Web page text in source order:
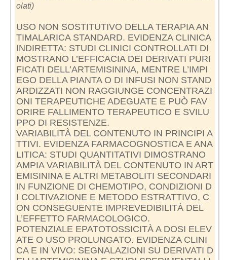
olati)
USO NON SOSTITUTIVO DELLA TERAPIA AN
TIMALARICA STANDARD. EVIDENZA CLINICA
INDIRETTA: STUDI CLINICI CONTROLLATI DI
MOSTRANO L’EFFICACIA DEI DERIVATI PURI
FICATI DELL’ARTEMISININA, MENTRE L’IMPI
EGO DELLA PIANTA O DI INFUSI NON STAND
ARDIZZATI NON RAGGIUNGE CONCENTRAZI
ONI TERAPEUTICHE ADEGUATE E PUÒ FAV
ORIRE FALLIMENTO TERAPEUTICO E SVILU
PPO DI RESISTENZE.
VARIABILITÀ DEL CONTENUTO IN PRINCIPI A
TTIVI. EVIDENZA FARMACOGNOSTICA E ANA
LITICA: STUDI QUANTITATIVI DIMOSTRANO
AMPIA VARIABILITÀ DEL CONTENUTO IN ART
EMISININA E ALTRI METABOLITI SECONDARI
IN FUNZIONE DI CHEMOTIPO, CONDIZIONI D
I COLTIVAZIONE E METODO ESTRATTIVO, C
ON CONSEGUENTE IMPREVEDIBILITÀ DEL
L’EFFETTO FARMACOLOGICO.
POTENZIALE EPATOTOSSICITÀ A DOSI ELEV
ATE O USO PROLUNGATO. EVIDENZA CLINI
CA E IN VIVO: SEGNALAZIONI SU DERIVATI D